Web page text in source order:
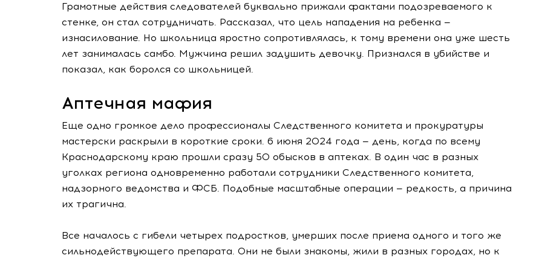
Грамотные действия следователей буквально прижали фактами подозреваемого к
стенке, он стал сотрудничать. Рассказал, что цель нападения на ребенка —
изнасилование. Но школьница яростно сопротивлялась, к тому времени она уже шесть
лет занималась самбо. Мужчина решил задушить девочку. Признался в убийстве и
показал, как боролся со школьницей.
Аптечная мафия
Еще одно громкое дело профессионалы Следственного комитета и прокуратуры
мастерски раскрыли в короткие сроки. 6 июня 2024 года — день, когда по всему
Краснодарскому краю прошли сразу 50 обысков в аптеках. В один час в разных
уголках региона одновременно работали сотрудники Следственного комитета,
надзорного ведомства и ФСБ. Подобные масштабные операции — редкость, а причина
их трагична.
Все началось с гибели четырех подростков, умерших после приема одного и того же
сильнодействующего препарата. Они не были знакомы, жили в разных городах, но к